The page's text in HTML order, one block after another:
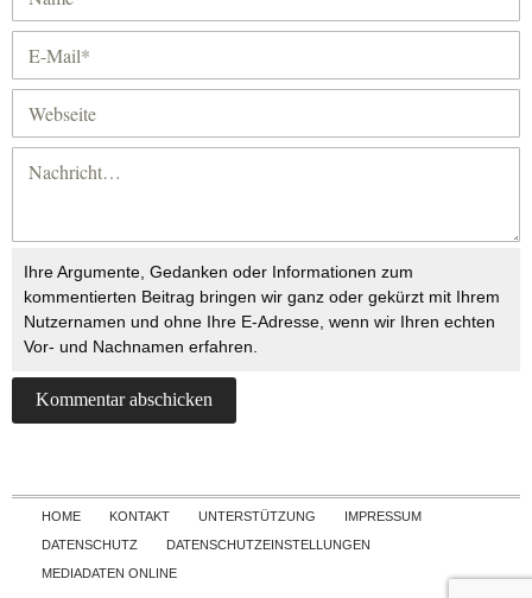
Ihre Argumente, Gedanken oder Informationen zum
kommentierten Beitrag bringen wir ganz oder gekürzt mit Ihrem
Nutzernamen und ohne Ihre E-Adresse, wenn wir Ihren echten
Vor- und Nachnamen erfahren.
Skip to content
HOME KONTAKT UNTERSTÜTZUNG
IMPRESSUM
DATENSCHUTZ
DATENSCHUTZEINSTELLUNGEN
MEDIADATEN ONLINE